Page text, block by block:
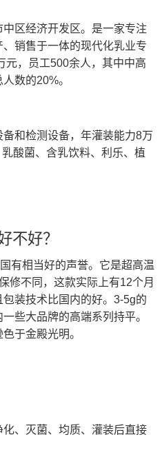
区经济开发区。是一家专注
销售于一体的现代化乳业专
元，员工500余人，其中中高
数的20%。
和检测设备，年灌装能力8万
酸菌、含乳饮料、利乐、植
不好？
有相当好的声誉。它是超高温
修不同，这款实际上有12个月
装技术比国内的好。3-5g的
些大品牌的高端系列持平。
于金殿光明。
、灭菌、均质、灌装后直接